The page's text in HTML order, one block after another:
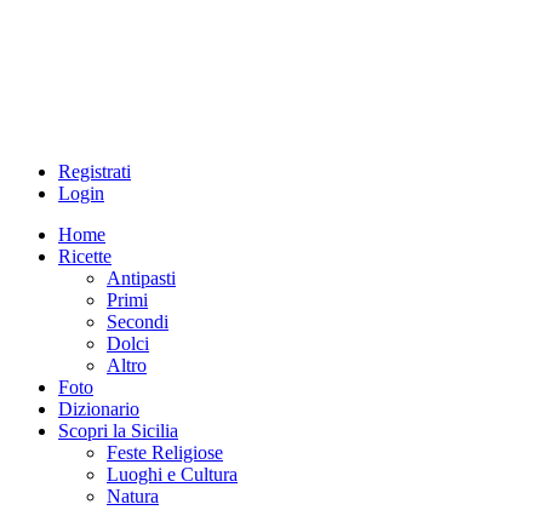
Registrati
Login
Home
Ricette
Antipasti
Primi
Secondi
Dolci
Altro
Foto
Dizionario
Scopri la Sicilia
Feste Religiose
Luoghi e Cultura
Natura